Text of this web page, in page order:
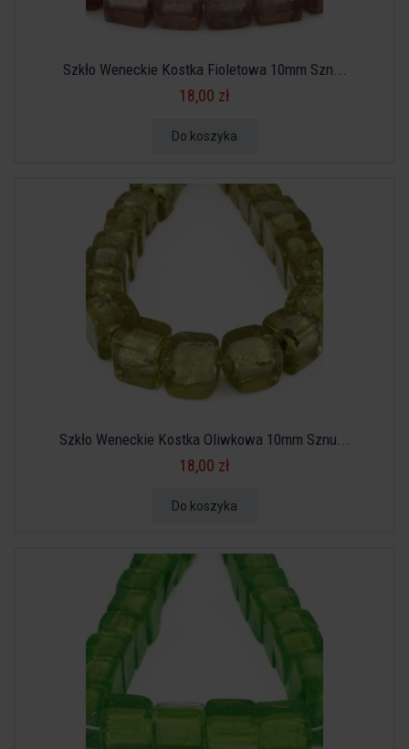
Szkło Weneckie Kostka Fioletowa 10mm Szn...
18,00 zł
Do koszyka
Szkło Weneckie Kostka Oliwkowa 10mm Sznu...
18,00 zł
Do koszyka